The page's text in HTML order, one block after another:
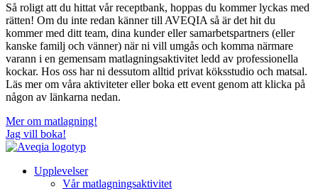
Så roligt att du hittat vår receptbank, hoppas du kommer lyckas med
rätten! Om du inte redan känner till AVEQIA så är det hit du
kommer med ditt team, dina kunder eller samarbetspartners (eller
kanske familj och vänner) när ni vill umgås och komma närmare
varann i en gemensam matlagningsaktivitet ledd av professionella
kockar. Hos oss har ni dessutom alltid privat köksstudio och matsal.
Läs mer om våra aktiviteter eller boka ett event genom att klicka på
någon av länkarna nedan.
Mer om matlagning!
Jag vill boka!
Upplevelser
Vår matlagningsaktivitet